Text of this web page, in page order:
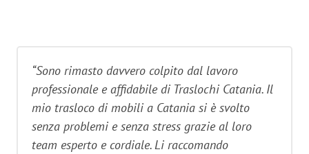
“Sono rimasto davvero colpito dal lavoro
professionale e affidabile di Traslochi Catania. Il
mio trasloco di mobili a Catania si è svolto
senza problemi e senza stress grazie al loro
team esperto e cordiale. Li raccomando